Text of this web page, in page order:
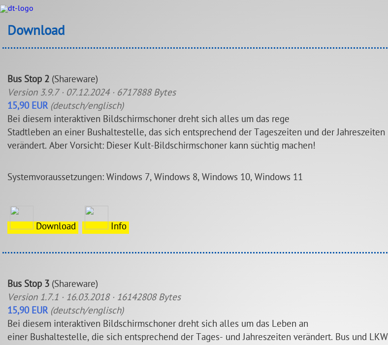
Download
Bus Stop 2 (Shareware)
Version 3.9.7 · 07.12.2024 · 6717888 Bytes
15,90 EUR (deutsch/englisch)
Bei diesem interaktiven Bildschirmschoner dreht sich alles um das rege
Stadtleben an einer Bushaltestelle, das sich entsprechend der Tageszeiten und der Jahreszeiten
verändert. Aber Vorsicht: Dieser Kult-Bildschirmschoner kann süchtig machen!
Systemvoraussetzungen: Windows 7, Windows 8, Windows 10, Windows 11
Download Info
Bus Stop 3 (Shareware)
Version 1.7.1 · 16.03.2018 · 16142808 Bytes
15,90 EUR (deutsch/englisch)
Bei diesem interaktiven Bildschirmschoner dreht sich alles um das Leben an
einer Bushaltestelle, die sich entsprechend der Tages- und Jahreszeiten verändert. Bus und LKW